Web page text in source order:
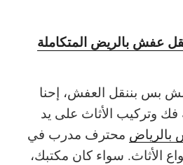
عفش بالريض المتكاملة
بس بننقل العفش، إحنا
وتركيب الأثاث على يد
محترف مدرب في
الأثاث. سواء كان مكتبك،